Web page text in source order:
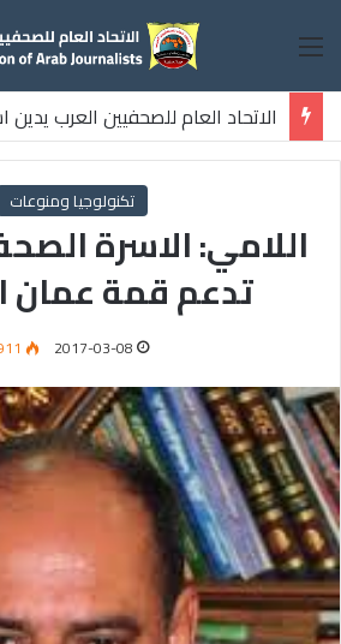
القائمة
الاتحاد العام للصحفيين العرب
ثلاثة صحفيين فلسطينيين باستهداف
تكنولوجيا ومنوعات
اللامي: الاسرة
تدعم قمة عمان
2017-03-08